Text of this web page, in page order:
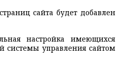
сайта будет добавлен
настройка имеющихся
системы управления сайтом